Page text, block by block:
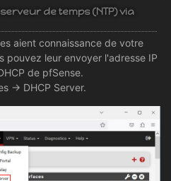
de temps (NTP) via
aient connaissance de votre
pouvez leur envoyer l'adresse IP
de pfSense.
-> DHCP Server.